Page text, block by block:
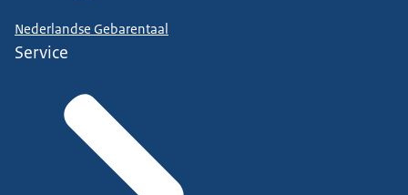
Nederlandse Gebarentaal
Service